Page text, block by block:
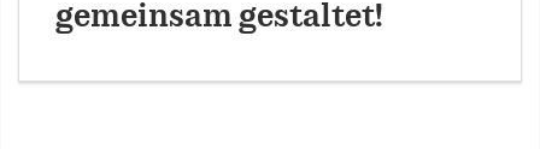
gemeinsam gestaltet!